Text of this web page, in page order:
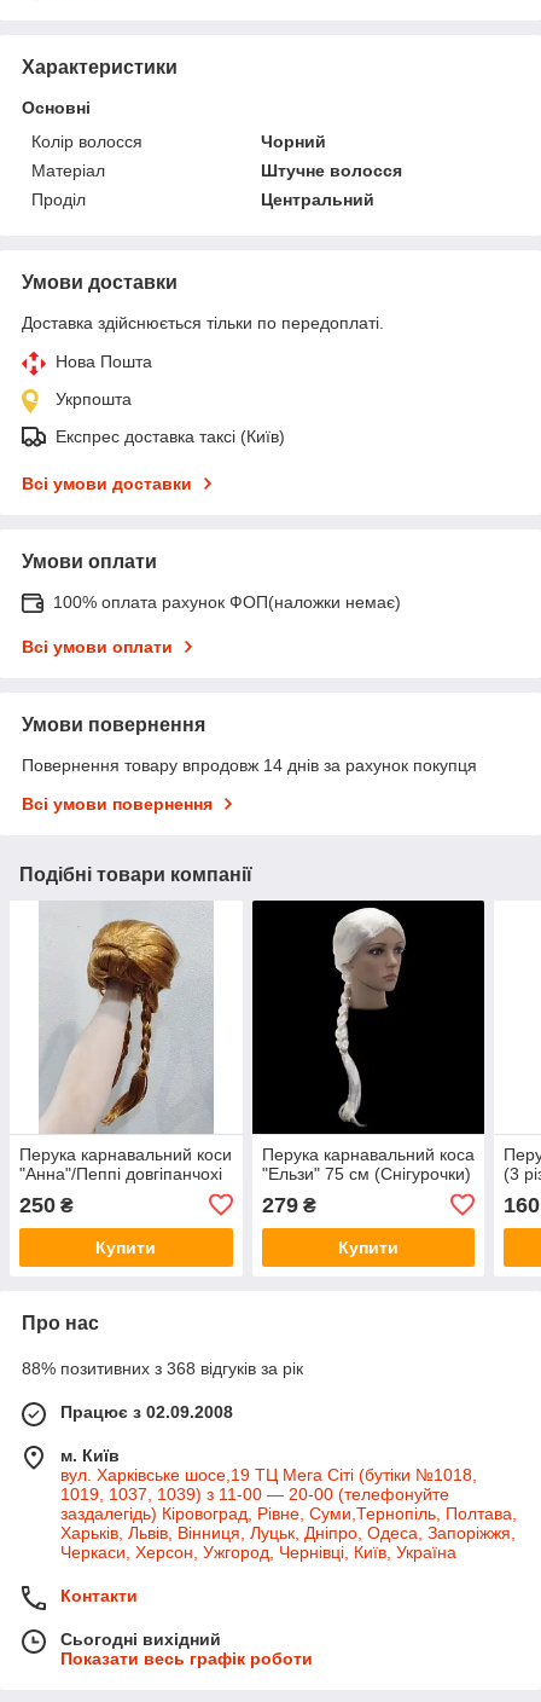
Характеристики
Основні
Колір волосся
Чорний
Матеріал
Штучне волосся
Проділ
Центральний
Умови доставки
Доставка здійснюється тільки по передоплаті.
Нова Пошта
Укрпошта
Експрес доставка таксі (Київ)
Всі умови доставки
Умови оплати
100% оплата рахунок ФОП(наложки немає)
Всі умови оплати
Умови повернення
Повернення товару впродовж 14 днів за рахунок покупця
Всі умови повернення
Подібні товари компанії
Перука карнавальний коси
"Анна"/Пеппі довгіпанчохі
250 ₴
Купити
Перука карнавальний коса
"Ельзи" 75 см (Снігурочки)
279₴
Купити
(3
160
Про нас
88% позитивних з 368 відгуків за рік
Працює з 02.09.2008
м. Київ
вул. Харківське шосе,19 ТЦ Мега Сіті (бутіки №1018,
1019, 1037, 1039) з 11-00 — 20-00 (телефонуйте
заздалегідь) Кіровоград, Рівне, Суми,Тернопіль, Полтава,
Харьків, Львів, Вінниця, Луцьк, Дніпро, Одеса, Запоріжжя,
Черкаси, Херсон, Ужгород, Чернівці, Київ, Україна
Контакти
Сьогодні вихідний
Показати весь графік роботи